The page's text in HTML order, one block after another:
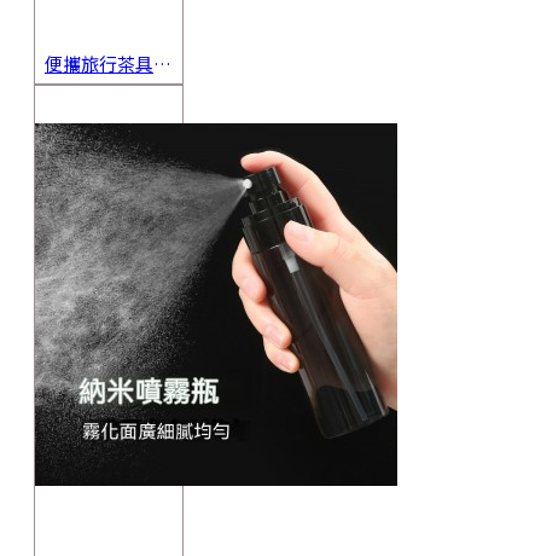
便攜旅行茶具組 茶杯 茶壺 陶瓷杯 泡茶組 茶具套裝 伴手禮 禮盒 禮品